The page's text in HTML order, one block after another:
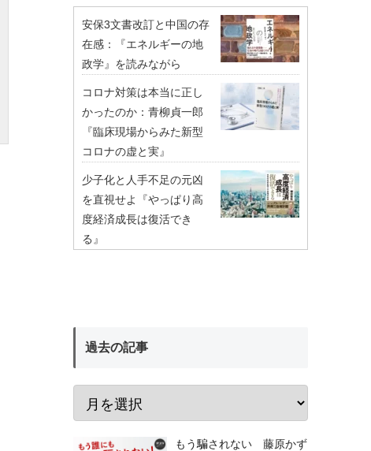
安保3文書改訂と中国の存
在感：『エネルギーの地
政学』を読みながら
コロナ対策は本当に正し
かったのか：青柳貞一郎
『臨床現場からみた新型
コロナの虚と実』
少子化と人手不足の元凶
を直視せよ『やっぱり高
度経済成長は復活でき
る』
過去の記事
もう騙されない 藤原かず